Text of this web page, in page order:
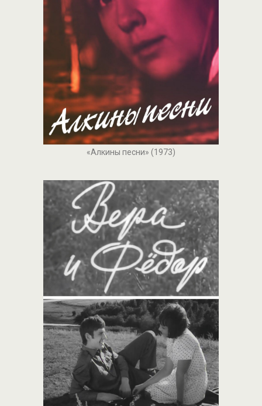
«Алкины песни» (1973)